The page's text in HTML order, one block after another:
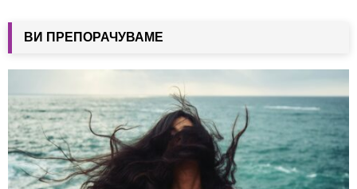
ВИ ПРЕПОРАЧУВАМЕ